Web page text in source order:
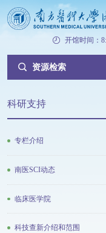
开馆时间：
资源检索
科研支持
专栏介绍
南医SCI动态
临床医学院
科技查新介绍和范围